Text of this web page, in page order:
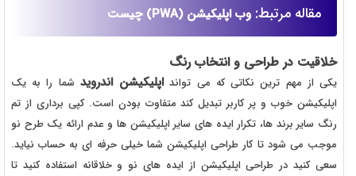
مقاله مرتبط: وب اپلیکیشن (PWA) چیست
خلاقیت در طراحی و انتخاب رنگ
یکی از مهم ترین نکاتی که می توانداپلیکیشن اندروید شما را به یک
اپلیکیشن خوب و پر کاربر تبدیل کند متفاوت بودن است. کپی برداری از تم
رنگ سایر برند ها، تکرار ایده های سایر اپلیکیشن ها و عدم ارائه یک طرح نو
موجب می شود تا کار طراحی اپلیکیشن شما خیلی حرفه ای به حساب نیاید.
سعی کنید در طراحی اپلیکیشن از ایده های نو و خلاقانه استفاده کنید تا